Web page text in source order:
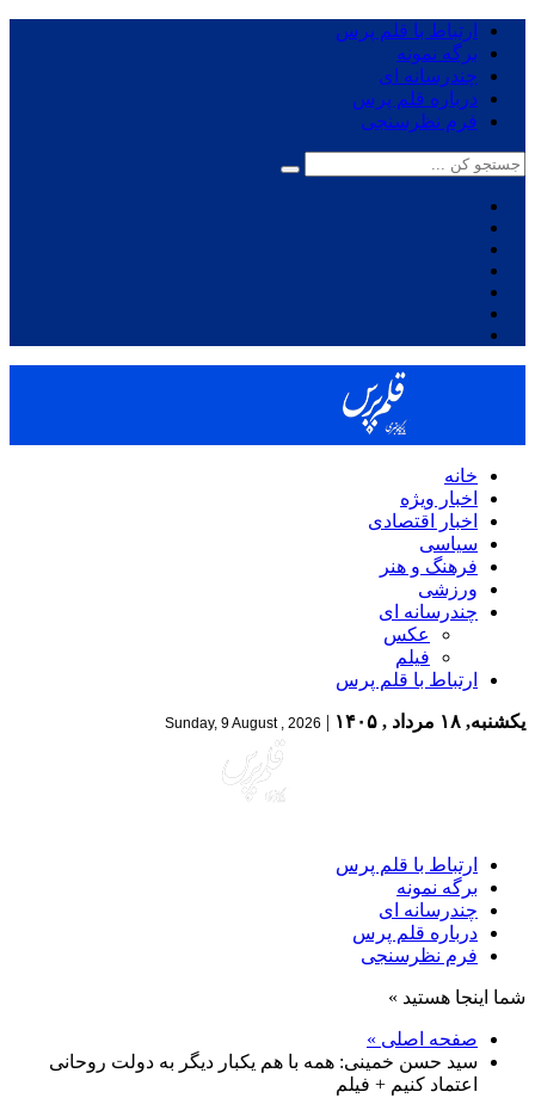
ارتباط با قلم پرس
برگه نمونه
چندرسانه ای
درباره قلم پرس
فرم نظرسنجی
خانه
اخبار ویژه
اخبار اقتصادی
سیاسی
فرهنگ و هنر
ورزشی
چندرسانه ای
عکس
فیلم
ارتباط با قلم پرس
یکشنبه, ۱۸ مرداد , ۱۴۰۵ |
Sunday, 9 August , 2026
ارتباط با قلم پرس
برگه نمونه
چندرسانه ای
درباره قلم پرس
فرم نظرسنجی
شما اینجا هستید »
صفحه اصلی »
سید حسن خمینی: همه با هم یکبار دیگر به دولت روحانی
اعتماد کنیم + فیلم